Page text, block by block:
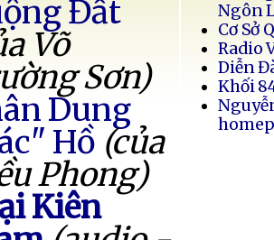
Đất
Võ
Sơn)
Dung
Hồ (của
Phong)
Kiên
Ngôn
Cơ Sở
Radio
Diễn
Khối